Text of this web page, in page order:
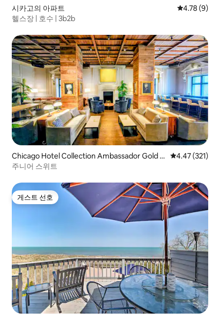
시카고의 아파트 평점 4.78점
4.78 (9)
헬스장 | 호수 | 3b2b
Chicago Hotel Collection Ambassador Gold C
oast
평점 4.47점(5
4.47 (321)
주니어 스위트
게스트 선호
게스트 선호